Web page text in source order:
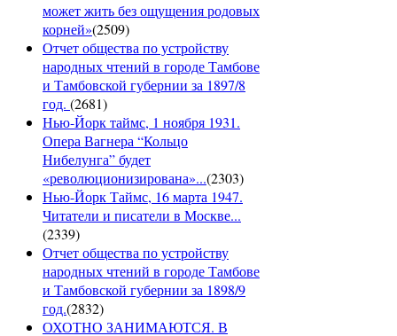
может жить без ощущения родовых
корней»(2509)
Отчет общества по устройству
народных чтений в городе Тамбове
и Тамбовской губернии за 1897/8
год. (2681)
Нью-Йорк таймс, 1 ноября 1931.
Опера Вагнера “Кольцо
Нибелунга” будет
«революционизирована»...(2303)
Нью-Йорк Таймс, 16 марта 1947.
Читатели и писатели в Москве...
(2339)
Отчет общества по устройству
народных чтений в городе Тамбове
и Тамбовской губернии за 1898/9
год.(2832)
ОХОТНО ЗАНИМАЮТСЯ. В